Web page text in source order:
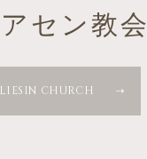
セン教会
CHURCH